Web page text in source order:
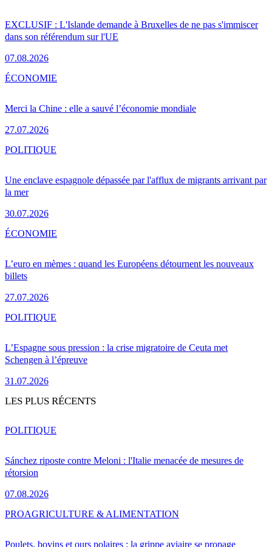
EXCLUSIF : L'Islande demande à Bruxelles de ne pas s'immiscer
dans son référendum sur l'UE
07.08.2026
Merci la Chine : elle a sauvé l’économie mondiale
27.07.2026
ÉCONOMIE
Une enclave espagnole dépassée par l'afflux de migrants arrivant par
la mer
30.07.2026
POLITIQUE
L’euro en mèmes : quand les Européens détournent les nouveaux
billets
27.07.2026
ÉCONOMIE
L’Espagne sous pression : la crise migratoire de Ceuta met
Schengen à l’épreuve
31.07.2026
POLITIQUE
LES PLUS RÉCENTS
Sánchez riposte contre Meloni : l'Italie menacée de mesures de
rétorsion
07.08.2026
POLITIQUE
Poulets, bovins et ours polaires : la grippe aviaire se propage
PROAGRICULTURE & ALIMENTATION